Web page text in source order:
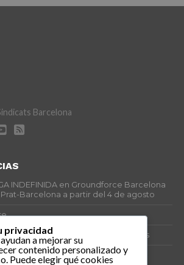
Barcelona
INDEFINIDA en Groundforce Barcelona
Barcelona a partir del 4 de agosto
la Prevención de los Ahogamientos
Concentrix
privacidad
a mejorar su
contenido personalizado y
Puede elegir qué cookies